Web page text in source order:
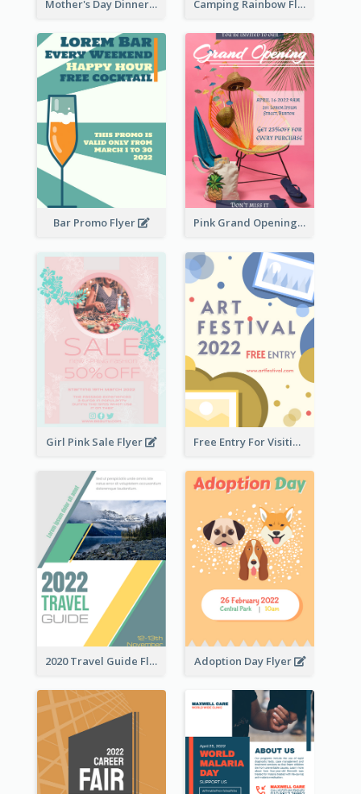
Mother's Day Dinner Promotion Flyer Camping Rainbow Flyer
Bar Promo Flyer Pink Grand Opening Flyer
Girl Pink Sale Flyer Free Entry For Visiting Art Fest Flyer
2020 Travel Guide Flyer Adoption Day Flyer